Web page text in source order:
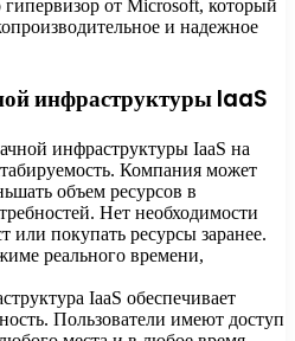
от Microsoft, который
и надежное
инфраструктуры IaaS
инфраструктуры IaaS на
Компания может
объем ресурсов в
Нет необходимости
или покупать ресурсы заранее.
реального времени,
IaaS обеспечивает
Пользователи имеют доступ